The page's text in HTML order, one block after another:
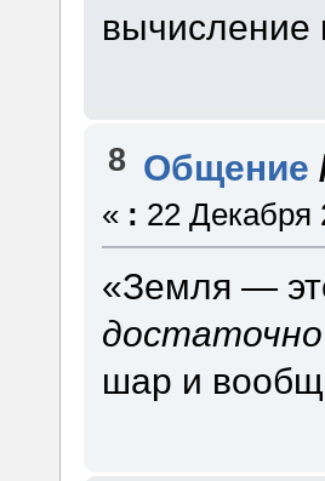
вычисление
8 Общение
« : 22 Декабря
«Земля —
достаточно
шар и